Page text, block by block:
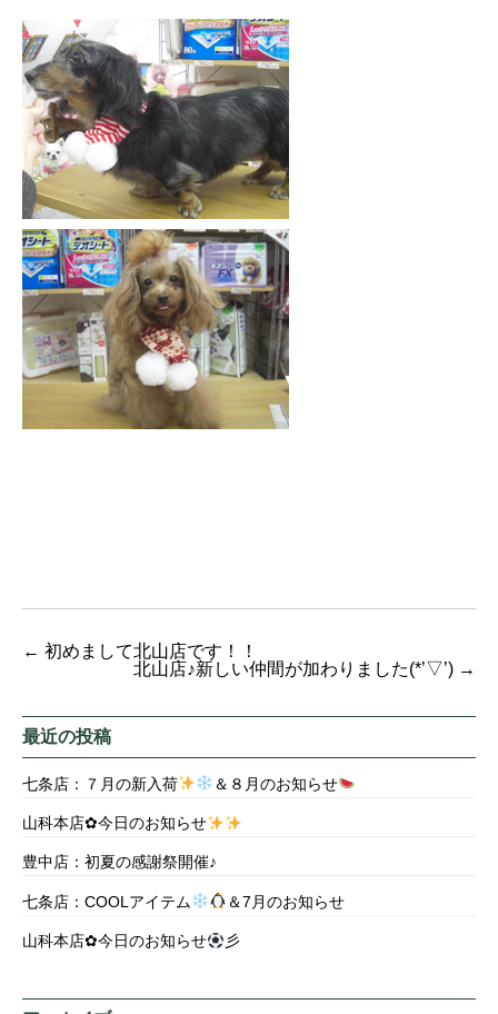
← 初めまして北山店です！！
北山店♪新しい仲間が加わりました(*’▽’) →
最近の投稿
七条店：７月の新入荷 ＆８月のお知らせ
山科本店✿今日のお知らせ
豊中店：初夏の感謝祭開催♪
七条店：COOLアイテム ＆7月のお知らせ
山科本店✿今日のお知らせ 彡